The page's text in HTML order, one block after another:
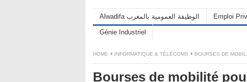
Alwadifa الوظيفة العمومية بالمغرب Emploi
Génie Industriel
HOME INFORMATIQUE & TÉLÉCOMS BOURSES DE
Bourses de mobilité